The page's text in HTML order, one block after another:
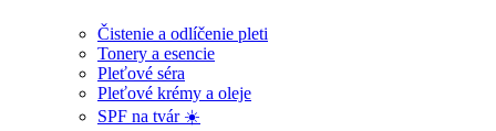
Čistenie a odlíčenie pleti
Tonery a esencie
Pleťové séra
Pleťové krémy a oleje
SPF na tvár ☀️